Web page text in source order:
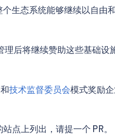
生态系统能够继续以自由
后将继续赞助这些基础设
和技术监督委员会模式奖励
点上列出，请提一个 PR。